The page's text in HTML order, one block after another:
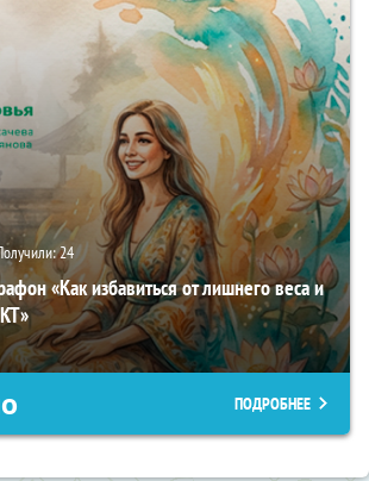
24
«Как избавиться от лишнего веса и
ПОДРОБНЕЕ